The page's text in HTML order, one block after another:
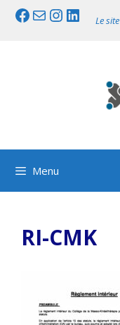
AllerFacebook
Mail Le
Menu
RI-CMK